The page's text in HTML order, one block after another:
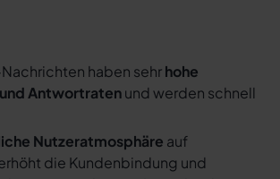
haben sehrhohe
Antwortratenund werden schnell
Nutzeratmosphäre auf
die Kundenbindung und